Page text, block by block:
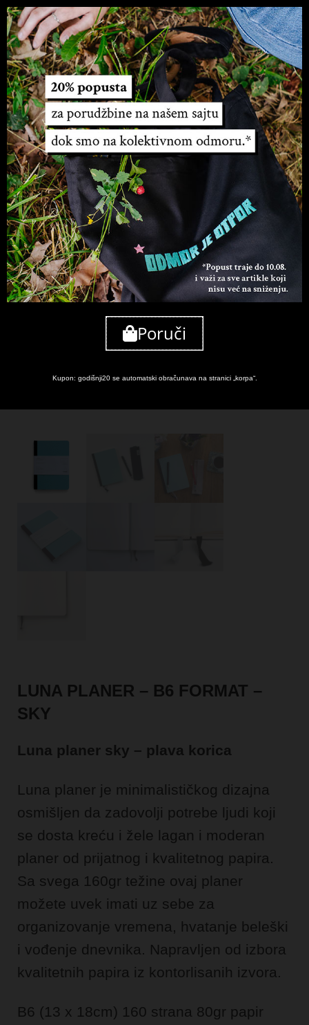
Početna/Planeri/ Luna planer – B6 format –
Sky
LUNA PLANER – B6 FORMAT –
SKY
Luna planer sky – plava korica
Luna planer je minimalističkog dizajna
osmišljen da zadovolji potrebe ljudi koji
se dosta kreću i žele lagan i moderan
planer od prijatnog i kvalitetnog papira.
Sa svega 160gr težine ovaj planer
možete uvek imati uz sebe za
organizovanje vremena, hvatanje beleški
i vođenje dnevnika. Napravljen od izbora
kvalitetnih papira iz kontorlisanih izvora.
B6 (13 x 18cm) 160 strana 80gr papir
Poruči
Kupon: godišnji20 se automatski obračunava na stranici „korpa“.